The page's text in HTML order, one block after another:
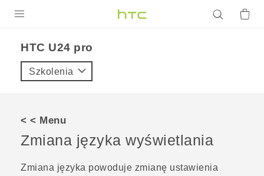
VIVE
HTC U24 pro‎
Szkolenia
< < Menu
Zmiana języka wyświetlania
Zmiana języka powoduje zmianę ustawienia